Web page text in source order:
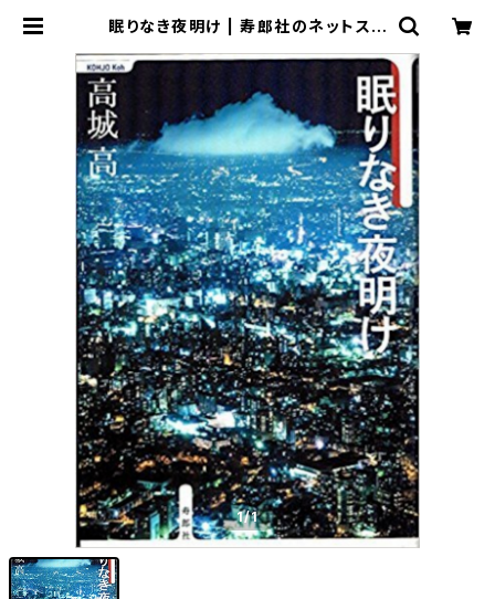
眠りなき夜明け | 寿郎社のネットスト
1/1